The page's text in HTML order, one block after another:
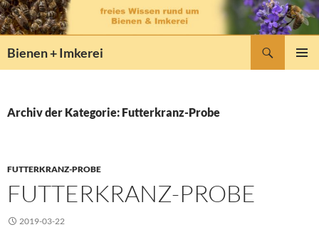
Zum
Inhalt
Bienen + Imkerei
Archiv der Kategorie: Futterkranz-Probe
FUTTERKRANZ-PROBE
FUTTERKRANZ-PROBE
2019-03-22